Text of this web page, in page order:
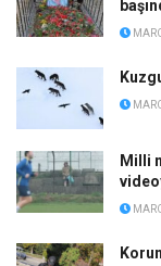
Milli